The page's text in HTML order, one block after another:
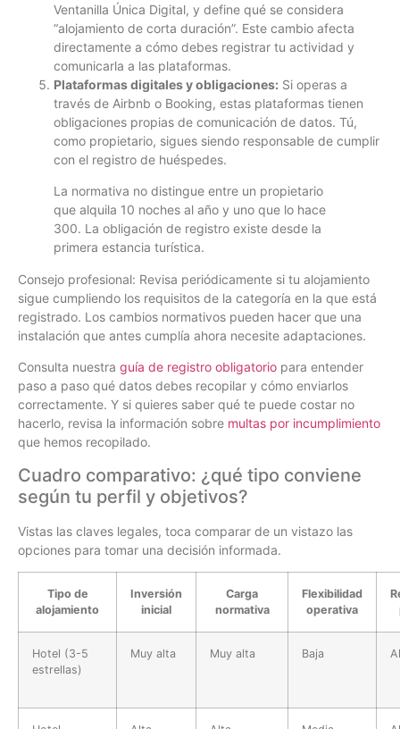
Ventanilla Única Digital, y define qué se considera
“alojamiento de corta duración”. Este cambio afecta
directamente a cómo debes registrar tu actividad y
comunicarla a las plataformas.
Plataformas digitales y obligaciones: Si operas a
través de Airbnb o Booking, estas plataformas tienen
obligaciones propias de comunicación de datos. Tú,
como propietario, sigues siendo responsable de cumplir
con el registro de huéspedes.
La normativa no distingue entre un propietario
que alquila 10 noches al año y uno que lo hace
300. La obligación de registro existe desde la
primera estancia turística.
Consejo profesional: Revisa periódicamente si tu alojamiento
sigue cumpliendo los requisitos de la categoría en la que está
registrado. Los cambios normativos pueden hacer que una
instalación que antes cumplía ahora necesite adaptaciones.
Consulta nuestra guía de registro obligatorio para entender
paso a paso qué datos debes recopilar y cómo enviarlos
correctamente. Y si quieres saber qué te puede costar no
hacerlo, revisa la información sobre multas por incumplimiento
que hemos recopilado.
Cuadro comparativo: ¿qué tipo conviene
según tu perfil y objetivos?
Vistas las claves legales, toca comparar de un vistazo las
opciones para tomar una decisión informada.
Tipo de
alojamiento
Inversión
inicial
Carga
normativa
Flexibilidad
operativa
Hotel (3-5
estrellas)
Muy alta Muy alta Baja